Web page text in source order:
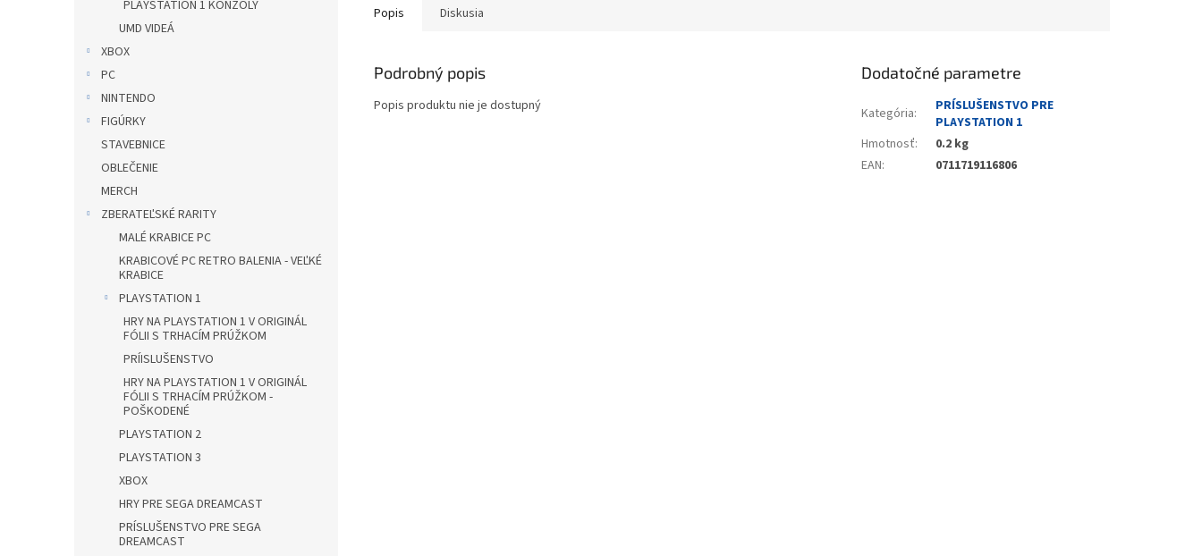
PLAYSTATION 1 KONZOLY
UMD VIDEÁ
XBOX
PC
NINTENDO
FIGÚRKY
STAVEBNICE
OBLEČENIE
MERCH
ZBERATEĽSKÉ RARITY
MALÉ KRABICE PC
KRABICOVÉ PC RETRO BALENIA - VEĽKÉ
KRABICE
PLAYSTATION 1
HRY NA PLAYSTATION 1 V ORIGINÁL
FÓLII S TRHACÍM PRÚŽKOM
PRÍISLUŠENSTVO
HRY NA PLAYSTATION 1 V ORIGINÁL
FÓLII S TRHACÍM PRÚŽKOM -
POŠKODENÉ
PLAYSTATION 2
PLAYSTATION 3
XBOX
HRY PRE SEGA DREAMCAST
PRÍSLUŠENSTVO PRE SEGA
DREAMCAST
Popis Diskusia
Podrobný popis
Popis produktu nie je dostupný
Dodatočné parametre
Kategória:
PRÍSLUŠENSTVO PRE
PLAYSTATION 1
Hmotnosť:
0.2 kg
EAN: 0711719116806